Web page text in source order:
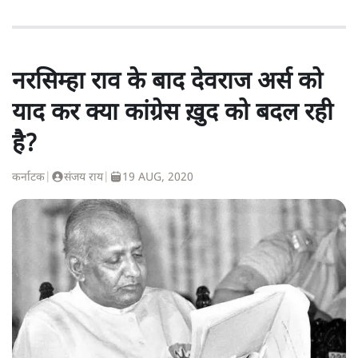
नरसिम्हा राव के बाद देवराज अर्स को
याद कर क्या कांग्रेस ख़ुद को बदल रही
है?
कर्नाटक संजय राय| 19 AUG, 2020